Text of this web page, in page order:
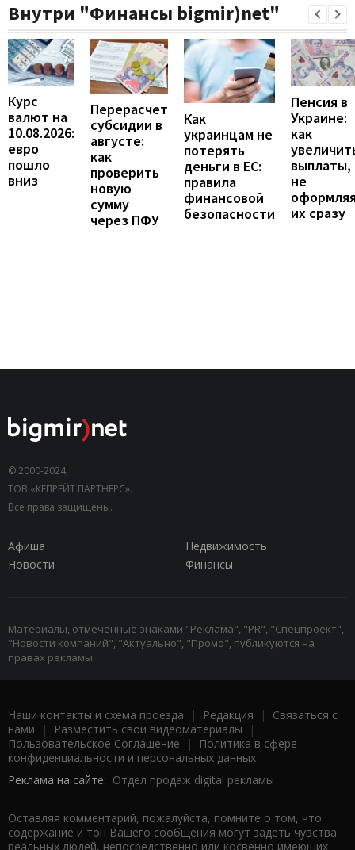
Внутри "Финансы bigmir)net"
Курс
валют на
10.08.2026:
евро
пошло
вниз
Перерасчет
субсидии в
августе:
как
проверить
новую
сумму
через ПФУ
Как
украинцам не
потерять
деньги в ЕС:
правила
финансовой
безопасности
Пенсия в
Украине:
как
выплаты,
не
их сразу
© 2000-2024,
ТОВ «КЕПРЕЙТ ПАРТНЕРС».
Все права защищены.
Афиша
Недвижимость
Новости
Финансы
Материалы, отмеченные знаками "Реклама", "PR", "Спецпроект",
"Новости компаний", "Актуально", "Промо", публикуются на
правах рекламы.
Наши контакты и схема проезда | Редакция | Связаться с
нами | Разместить свои видеоматериалы |
Пользовательское Соглашение |
Политика в сфере
конфиденциальности и персональных данных
Реклама на сайте: Отдел продаж digital рекламы
Оставляя комментарий, пожалуйста, помните о том, что
содержание и тон Вашего сообщения могут задеть чувства
реальных людей, непосредственно или косвенно имеющих